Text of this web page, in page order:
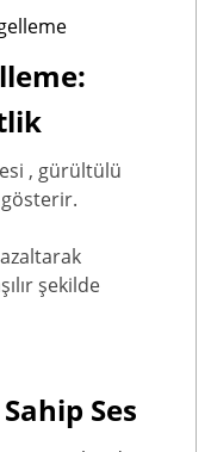
, gürültülü
şekilde
Ses